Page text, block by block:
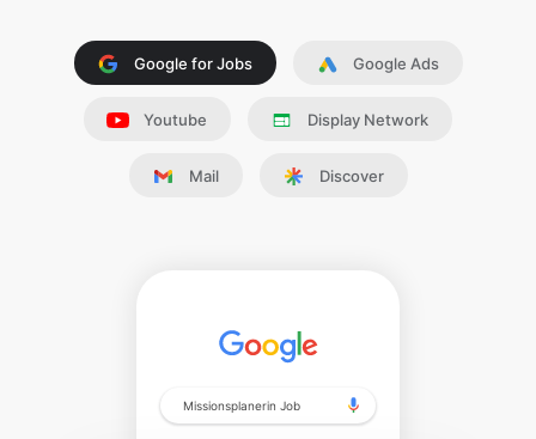
Google for Jobs Google Ads
Youtube Display Network
Mail Discover
Missionsplanerin Job